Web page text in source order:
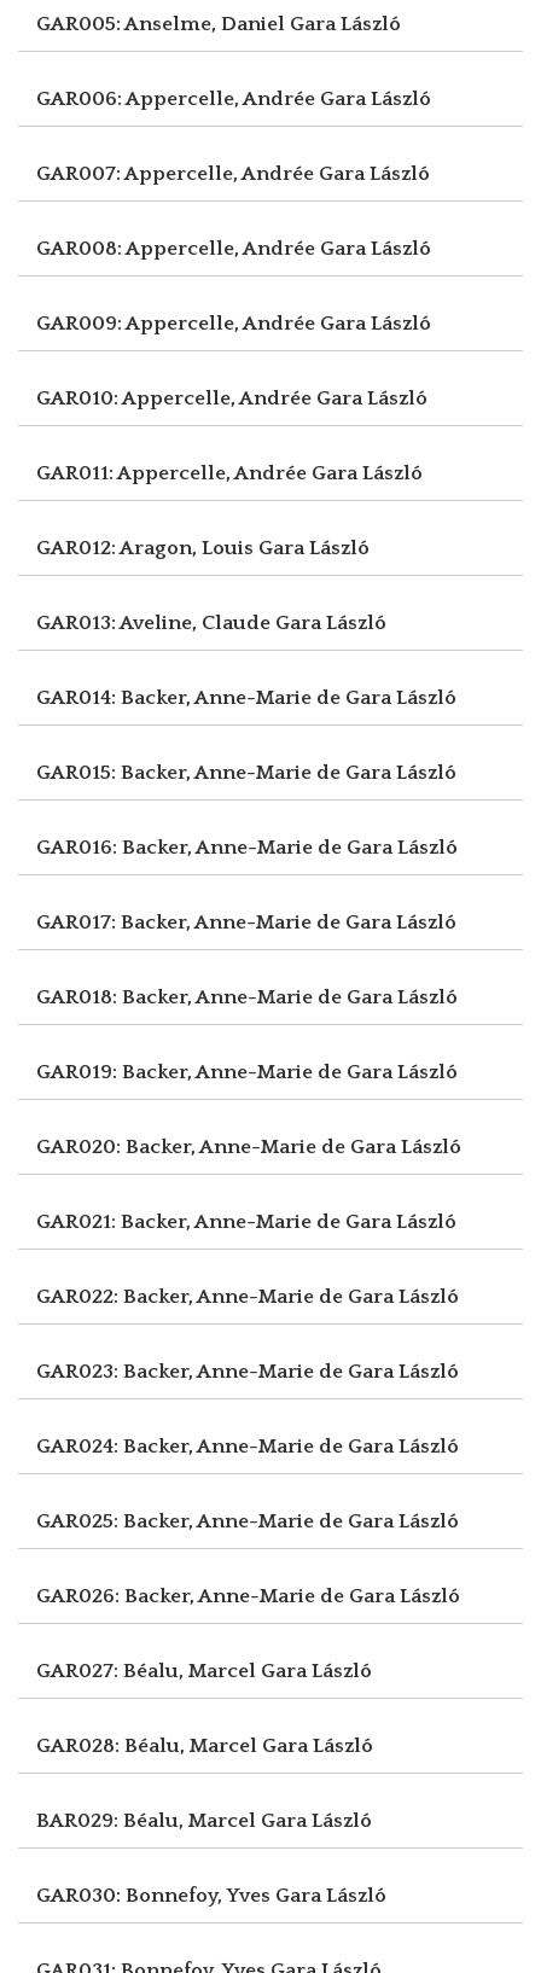
GAR005: Anselme, Daniel Gara László
GAR006: Appercelle, Andrée Gara László
GAR007: Appercelle, Andrée Gara László
GAR008: Appercelle, Andrée Gara László
GAR009: Appercelle, Andrée Gara László
GAR010: Appercelle, Andrée Gara László
GAR011: Appercelle, Andrée Gara László
GAR012: Aragon, Louis Gara László
GAR013: Aveline, Claude Gara László
GAR014: Backer, Anne-Marie de Gara László
GAR015: Backer, Anne-Marie de Gara László
GAR016: Backer, Anne-Marie de Gara László
GAR017: Backer, Anne-Marie de Gara László
GAR018: Backer, Anne-Marie de Gara László
GAR019: Backer, Anne-Marie de Gara László
GAR020: Backer, Anne-Marie de Gara László
GAR021: Backer, Anne-Marie de Gara László
GAR022: Backer, Anne-Marie de Gara László
GAR023: Backer, Anne-Marie de Gara László
GAR024: Backer, Anne-Marie de Gara László
GAR025: Backer, Anne-Marie de Gara László
GAR026: Backer, Anne-Marie de Gara László
GAR027: Béalu, Marcel Gara László
GAR028: Béalu, Marcel Gara László
BAR029: Béalu, Marcel Gara László
GAR030: Bonnefoy, Yves Gara László